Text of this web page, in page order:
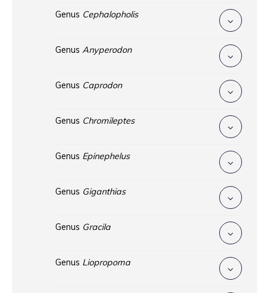
Genus Cephalopholis
Genus Anyperodon
Genus Caprodon
Genus Chromileptes
Genus Epinephelus
Genus Giganthias
Genus Gracila
Genus Liopropoma